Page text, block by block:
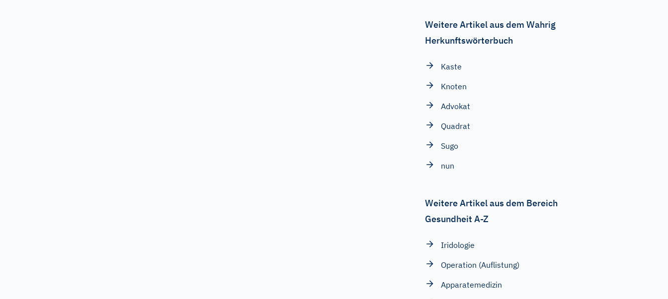
Weitere Artikel aus dem Wahrig
Herkunftswörterbuch
Kaste
Knoten
Advokat
Quadrat
Sugo
nun
Weitere Artikel aus dem Bereich
Gesundheit A-Z
Iridologie
Operation (Auflistung)
Apparatemedizin